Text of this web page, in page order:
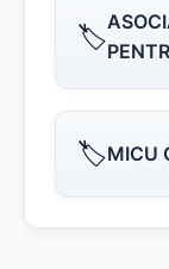
🏷️
🏷️MICU